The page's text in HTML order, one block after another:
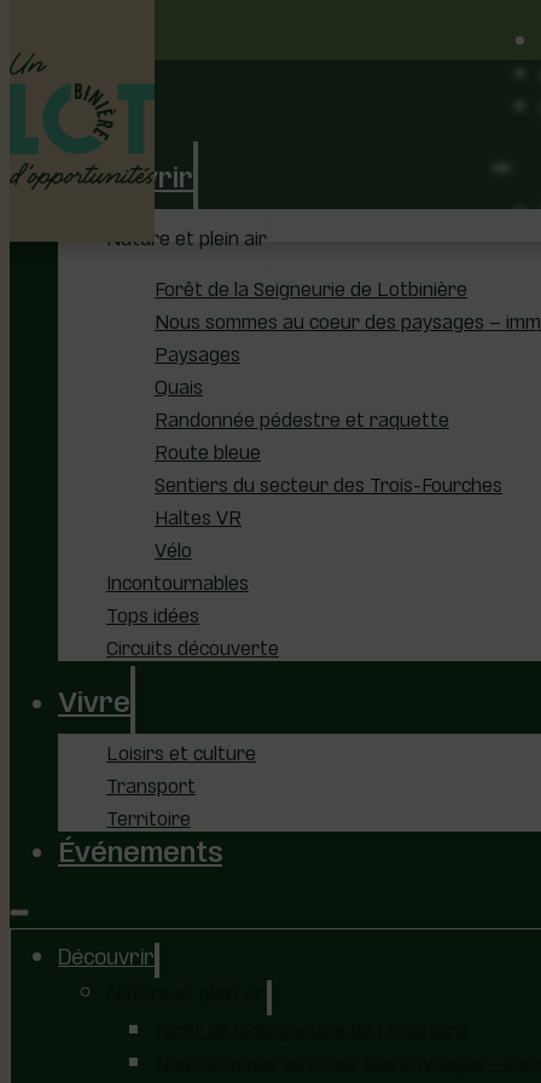
Découvrir
Nature et plein air
Forêt de la Seigneurie de Lotbinière
Nous sommes au coeur des paysages –
Paysages
Quais
Randonnée pédestre et raquette
Route bleue
Sentiers du secteur des Trois-Fourches
Haltes VR
Vélo
Incontournables
Tops idées
Circuits découverte
Vivre
Loisirs et culture
Transport
Territoire
Événements
Découvrir